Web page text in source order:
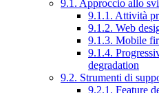
9.1. Approccio allo
9.1.1. Attività
9.1.2. Web
9.1.3. Mobile
9.1.4.
degradation
9.2. Strumenti di
9.2.1. Feature